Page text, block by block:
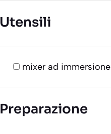
Utensili
mixer ad immersione
Preparazione